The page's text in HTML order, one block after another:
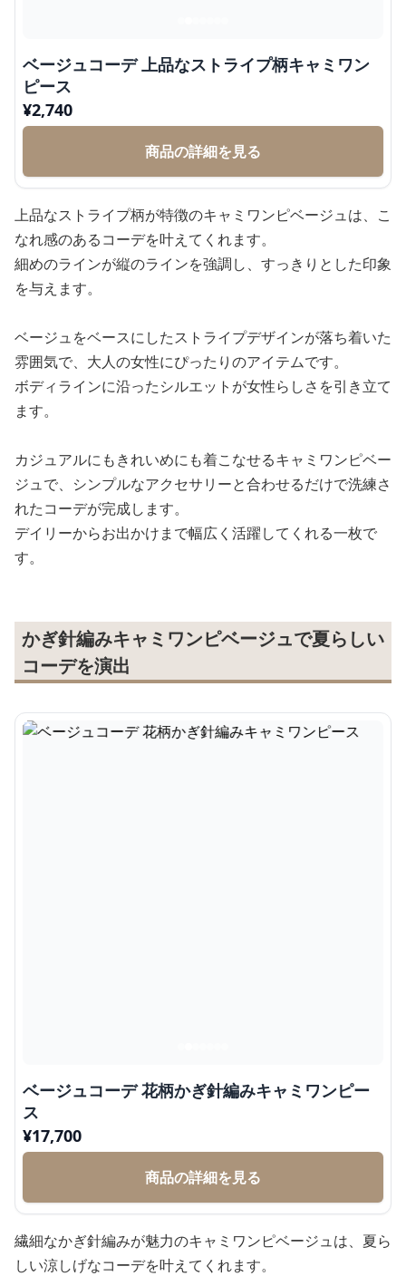
ベージュコーデ 上品なストライプ柄キャミワン
ピース
¥2,740
商品の詳細を見る
上品なストライプ柄が特徴のキャミワンピベージュは、こ
なれ感のあるコーデを叶えてくれます。
細めのラインが縦のラインを強調し、すっきりとした印象
を与えます。
ベージュをベースにしたストライプデザインが落ち着いた
雰囲気で、大人の女性にぴったりのアイテムです。
ボディラインに沿ったシルエットが女性らしさを引き立て
ます。
カジュアルにもきれいめにも着こなせるキャミワンピベー
ジュで、シンプルなアクセサリーと合わせるだけで洗練さ
れたコーデが完成します。
デイリーからお出かけまで幅広く活躍してくれる一枚で
す。
かぎ針編みキャミワンピベージュで夏らしい
コーデを演出
ベージュコーデ 花柄かぎ針編みキャミワンピー
ス
¥17,700
商品の詳細を見る
繊細なかぎ針編みが魅力のキャミワンピベージュは、夏ら
しい涼しげなコーデを叶えてくれます。